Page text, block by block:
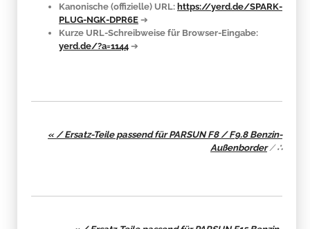
Kanonische (offizielle) URL: https://yerd.de/SPARK-
PLUG-NGK-DPR6E ➔
Kurze URL-Schreibweise für Browser-Eingabe:
yerd.de/?a=1144 ➔
« / Ersatz-Teile passend für PARSUN F8 / F9.8 Benzin-
Außenborder/∴